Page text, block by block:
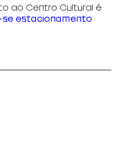
ao Centro Cultural é
se estacionamento